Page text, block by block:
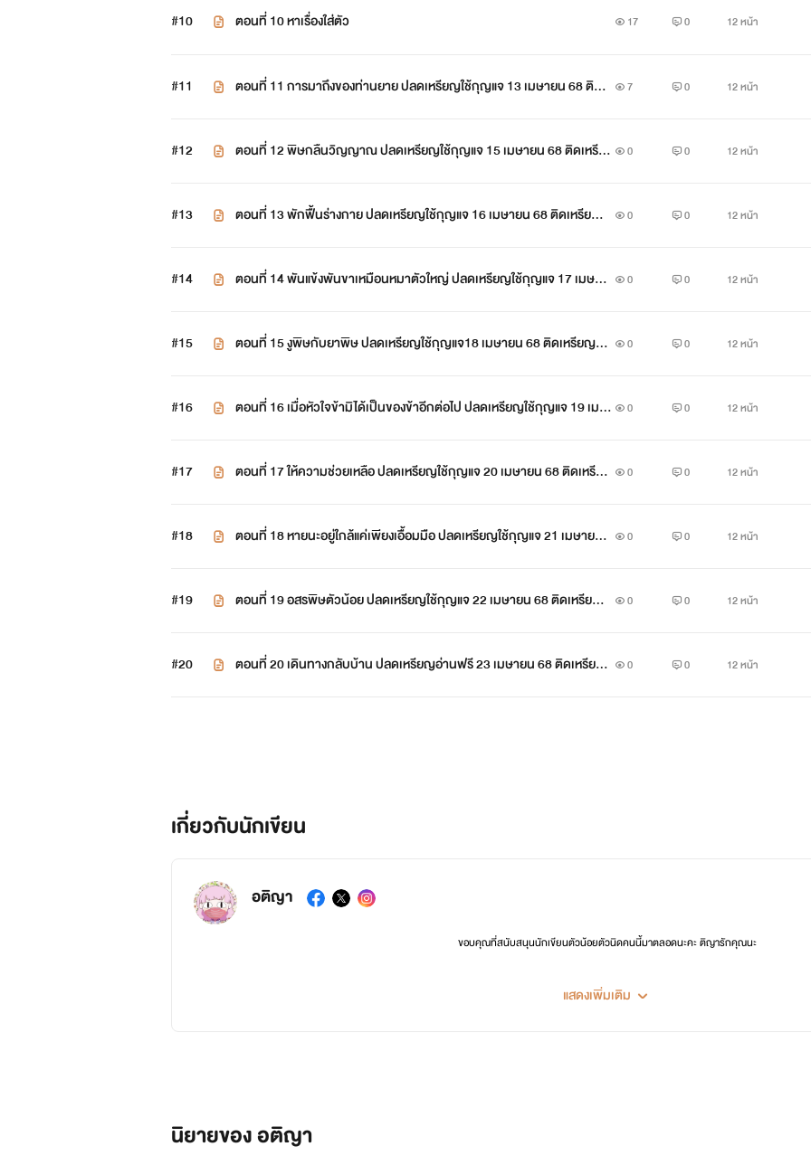
#10 ตอนที่ 10 หาเรื่องใส่ตัว 17 0 12 หน้า
#11
ตอนที่ 11 การมาถึงของท่านยาย ปลดเหรียญใช้กุญแจ 13 เมษายน 68 ติดเ
7 0 12 หน้า
#12
ตอนที่ 12 พิษกลืนวิญญาณ ปลดเหรียญใช้กุญแจ 15 เมษายน 68 ติดเหรีย
0 0 12 หน้า
#13
ตอนที่ 13 พักฟื้นร่างกาย ปลดเหรียญใช้กุญแจ 16 เมษายน 68 ติดเหรียญถ
0 0 12 หน้า
#14
ตอนที่ 14 พันแข้งพันขาเหมือนหมาตัวใหญ่ ปลดเหรียญใช้กุญแจ 17 เมษาย
0 0 12 หน้า
#15
ตอนที่ 15 งูพิษกับยาพิษ ปลดเหรียญใช้กุญแจ18 เมษายน 68 ติดเหรียญถา
0 0 12 หน้า
#16
ตอนที่ 16 เมื่อหัวใจข้ามิได้เป็นของข้าอีกต่อไป ปลดเหรียญใช้กุญแจ 19 เมษ
0 0 12 หน้า
#17
ตอนที่ 17 ให้ความช่วยเหลือ ปลดเหรียญใช้กุญแจ 20 เมษายน 68 ติดเหรีย
0 0 12 หน้า
#18
ตอนที่ 18 หายนะอยู่ใกล้แค่เพียงเอื้อมมือ ปลดเหรียญใช้กุญแจ 21 เมษายน
0 0 12 หน้า
#19
ตอนที่ 19 อสรพิษตัวน้อย ปลดเหรียญใช้กุญแจ 22 เมษายน 68 ติดเหรียญถ
0 0 12 หน้า
#20
ตอนที่ 20 เดินทางกลับบ้าน ปลดเหรียญอ่านฟรี 23 เมษายน 68 ติดเหรียญ
0 0 12 หน้า
เกี่ยวกับนักเขียน
อติญา
ขอบคุณที่สนับสนุนนักเขียนตัวน้อยตัวนิดคนนี้มาตลอดนะคะ ติญารักคุณนะ
แสดงเพิ่มเติม
นิยายของ อติญา